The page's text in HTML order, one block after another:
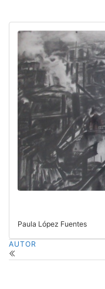
Paula López Fuentes
AUTOR